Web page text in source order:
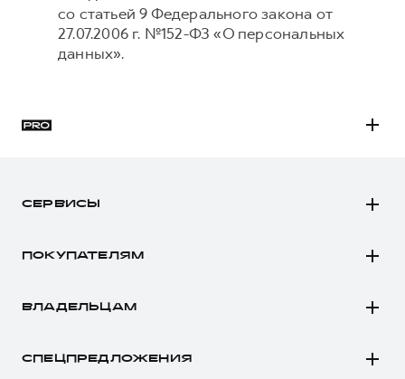
со статьей 9 Федерального закона от
27.07.2006 г. №152-ФЗ «О персональных
данных».
СЕРВИСЫ
ПОКУПАТЕЛЯМ
Конфигуратор HAVAL
ВЛАДЕЛЬЦАМ
Запись на сервис
СПЕЦПРЕДЛОЖЕНИЯ